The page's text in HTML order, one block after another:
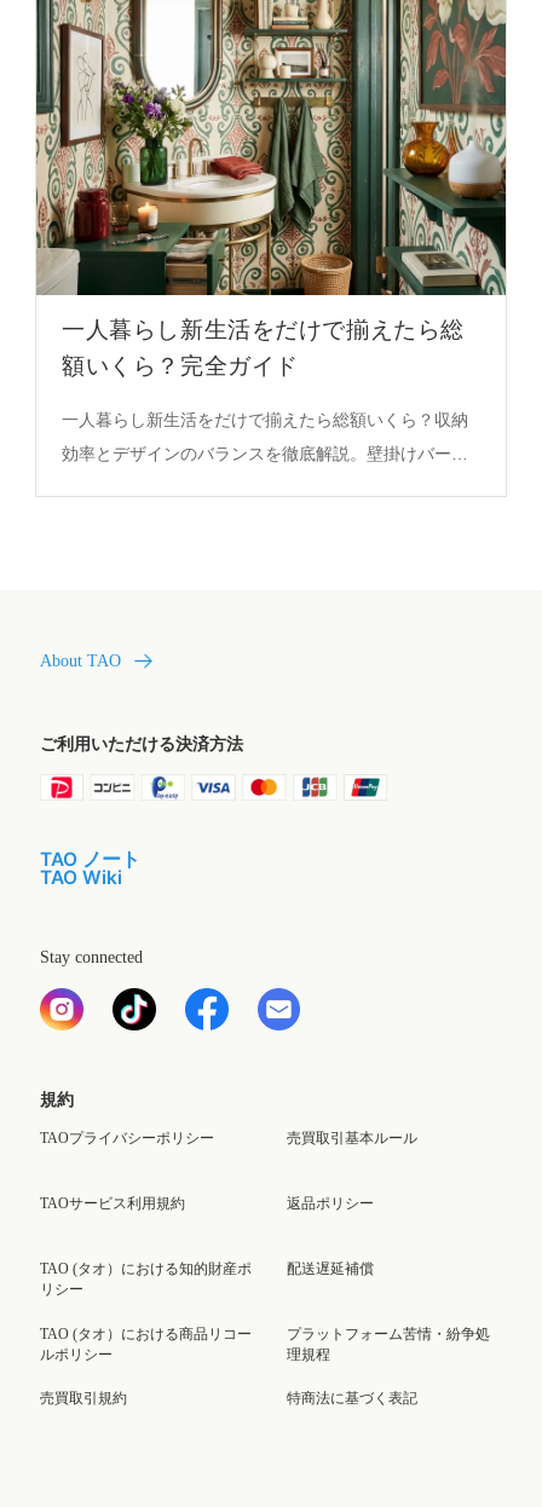
一人暮らし新生活をだけで揃えたら総
額いくら？完全ガイド
一人暮らし新生活をだけで揃えたら総額いくら？収納
効率とデザインのバランスを徹底解説。壁掛けバーカ
About TAO
ご利用いただける決済方法
TAO ノート
TAO Wiki
Stay connected
規約
TAOプライバシーポリシー
TAOサービス利用規約
TAO (タオ）における知的財産ポ
リシー
TAO (タオ）における商品リコー
ルポリシー
売買取引規約
売買取引基本ルール
返品ポリシー
配送遅延補償
プラットフォーム苦情・紛争処
理規程
特商法に基づく表記